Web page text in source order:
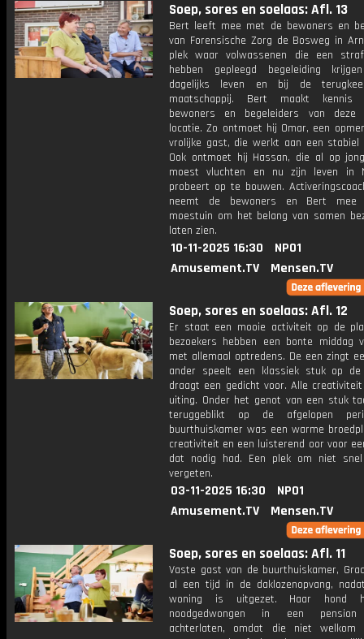
Soep, sores en soelaas: Afl. 13
Bert leeft mee met de bewoners en
van Forensische Zorg de Bosweg in
plek waar volwassenen die een
hebben gepleegd begeleiding
dagelijks leven en bij de
maatschappij. Bert maakt
bewoners en begeleiders van deze
locatie. Zo ontmoet hij Omar, een
vrolijke gast, die werkt aan een stabiel
Ook ontmoet hij Hassan, die al op
moest vluchten en nu zijn leven in
probeert op te bouwen.
neemt de bewoners en Bert mee
moestuin om het belang van samen
laten zien.
10-11-2025 16:30
NPO1
Amusement.TV
Mensen.TV
Soep, sores en soelaas: Afl. 12
Er staat een mooie activiteit op de
bezoekers hebben een bonte middag
met allemaal optredens. De een zingt
ander speelt een klassiek stuk op
draagt een gedicht voor. Alle
uiting. Onder het genot van een stuk
teruggeblikt op de afgelopen
buurthuiskamer was een warme
creativiteit en een luisterend oor voor
dat nodig had. Een plek om niet
vergeten.
03-11-2025 16:30
NPO1
Amusement.TV
Mensen.TV
Soep, sores en soelaas: Afl. 11
Vaste gast van de buurthuiskamer,
al een tijd in de daklozenopvang,
woning is uitgezet. Haar hond
noodgedwongen in een pension
achterlaten, omdat die niet